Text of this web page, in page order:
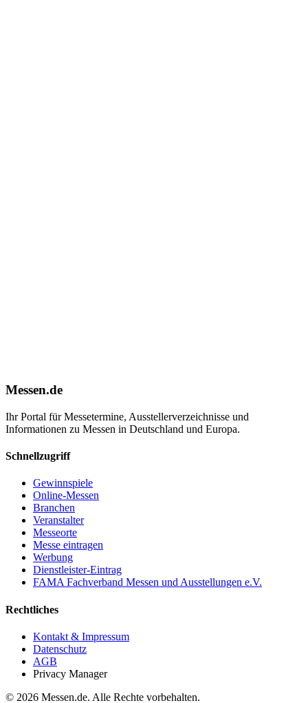
Messen.de
Ihr Portal für Messetermine, Ausstellerverzeichnisse und
Informationen zu Messen in Deutschland und Europa.
Schnellzugriff
Gewinnspiele
Online-Messen
Branchen
Veranstalter
Messeorte
Messe eintragen
Werbung
Dienstleister-Eintrag
FAMA Fachverband Messen und Ausstellungen e.V.
Rechtliches
Kontakt & Impressum
Datenschutz
AGB
Privacy Manager
© 2026 Messen.de. Alle Rechte vorbehalten.